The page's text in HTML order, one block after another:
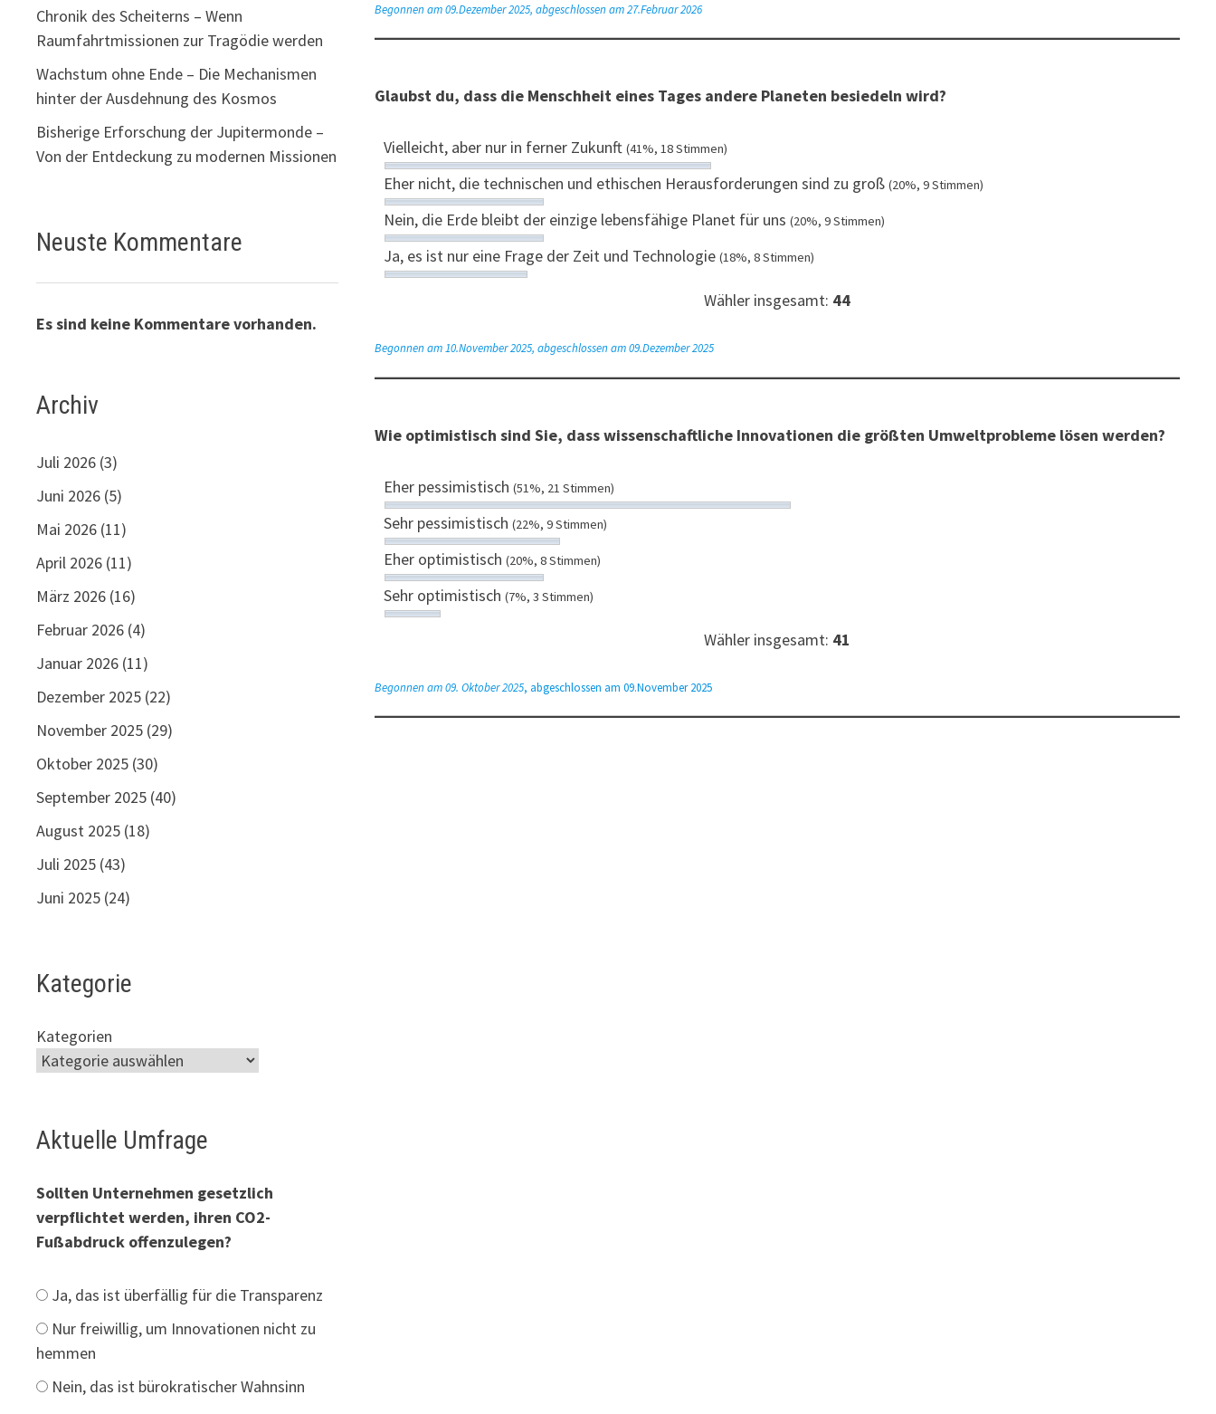
Begonnen am 09.Dezember 2025, abgeschlossen am 27.Februar 2026
Glaubst du, dass die Menschheit eines Tages andere Planeten besiedeln wird?
Vielleicht, aber nur in ferner Zukunft(41%, 18 Stimmen)
Eher nicht, die technischen und ethischen Herausforderungen sind zu groß(20%, 9 Stimmen)
Nein, die Erde bleibt der einzige lebensfähige Planet für uns(20%, 9 Stimmen)
Ja, es ist nur eine Frage der Zeit und Technologie(18%, 8 Stimmen)
Wähler insgesamt: 44
Begonnen am 10.November 2025, abgeschlossen am 09.Dezember 2025
Wie optimistisch sind Sie, dass wissenschaftliche Innovationen die größten Umweltprobleme lösen werden?
Eher pessimistisch(51%, 21 Stimmen)
Sehr pessimistisch(22%, 9 Stimmen)
Eher optimistisch(20%, 8 Stimmen)
Sehr optimistisch(7%, 3 Stimmen)
Wähler insgesamt: 41
Begonnen am 09. Oktober 2025, abgeschlossen am 09.November 2025
Chronik des Scheiterns – Wenn
Raumfahrtmissionen zur Tragödie werden
Wachstum ohne Ende – Die Mechanismen
hinter der Ausdehnung des Kosmos
Bisherige Erforschung der Jupitermonde –
Von der Entdeckung zu modernen Missionen
Neuste Kommentare
Es sind keine Kommentare vorhanden.
Archiv
Juli 2026 (3)
Juni 2026 (5)
Mai 2026 (11)
April 2026 (11)
März 2026 (16)
Februar 2026 (4)
Januar 2026 (11)
Dezember 2025 (22)
November 2025 (29)
Oktober 2025 (30)
September 2025 (40)
August 2025 (18)
Juli 2025 (43)
Juni 2025 (24)
Kategorie
Kategorien
Aktuelle Umfrage
Sollten Unternehmen gesetzlich
verpflichtet werden, ihren CO2-
Fußabdruck offenzulegen?
Ja, das ist überfällig für die Transparenz
Nur freiwillig, um Innovationen nicht zu
hemmen
Nein, das ist bürokratischer Wahnsinn